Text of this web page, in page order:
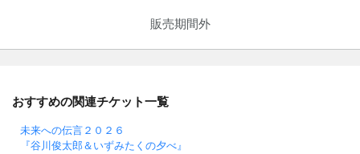
販売期間外
おすすめの関連チケット一覧
未来への伝言２０２６
『谷川俊太郎＆いずみたくの夕べ』